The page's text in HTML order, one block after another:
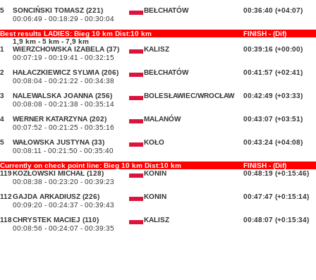
5
SONCIŃSKI TOMASZ (221) BEŁCHATÓW
00:36:40 (+04:07)
00:06:49 - 00:18:29 - 00:30:04
Best results LADIES: Bieg 10 km Dist:10 km
FINISH - (Dif)
1,9 km - 5 km - 7,9 km
1
WIERZCHOWSKA IZABELA (37) KALISZ
00:39:16 (+00:00)
00:07:19 - 00:19:41 - 00:32:15
2
HAŁACZKIEWICZ SYLWIA (206) BEŁCHATÓW
00:41:57 (+02:41)
00:08:04 - 00:21:22 - 00:34:38
3
NALEWALSKA JOANNA (256) BOLESŁAWIEC/WROCŁAW
00:42:49 (+03:33)
00:08:08 - 00:21:38 - 00:35:14
4
WERNER KATARZYNA (202) MALANÓW
00:43:07 (+03:51)
00:07:52 - 00:21:25 - 00:35:16
5
WAŁOWSKA JUSTYNA (33) KOŁO
00:43:24 (+04:08)
00:08:11 - 00:21:50 - 00:35:40
Currently on check point line: Bieg 10 km Dist:10 km
FINISH - (Dif)
119KOZŁOWSKI MICHAŁ (128) KONIN
00:48:19 (+0:15:46)
00:08:38 - 00:23:20 - 00:39:23
112GAJDA ARKADIUSZ (226) KONIN
00:47:47 (+0:15:14)
00:09:20 - 00:24:37 - 00:39:43
118CHRYSTEK MACIEJ (110) KALISZ
00:48:07 (+0:15:34)
00:08:56 - 00:24:07 - 00:39:35